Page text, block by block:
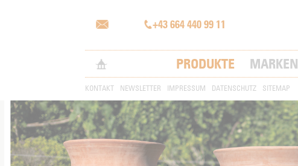
+43 664 440 99 11
PRODUKTE MARKEN
KONTAKT NEWSLETTER IMPRESSUM DATENSCHUTZ SITEMAP